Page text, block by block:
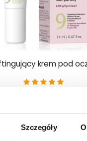
Szczegóły
krem pod
71.2 zł